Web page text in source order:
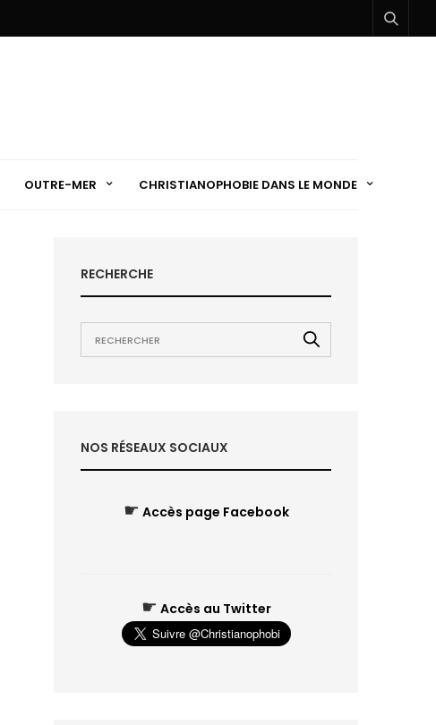
OUTRE-MER CHRISTIANOPHOBIE DANS LE MONDE
RECHERCHE
NOS RÉSEAUX SOCIAUX
☛ Accès page Facebook
☛ Accès au Twitter